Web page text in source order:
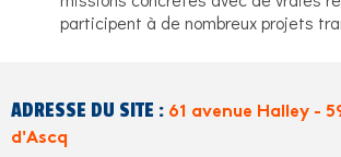
participent à de nombreux projets
ADRESSE DU SITE : 61 avenue Halley -
d'Ascq